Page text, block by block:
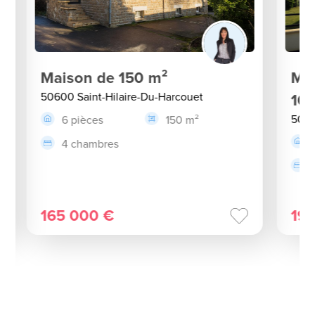
Maison de 150 m²
50600 Saint-Hilaire-Du-Harcouet
6 pièces
150 m²
4 chambres
165 000 €